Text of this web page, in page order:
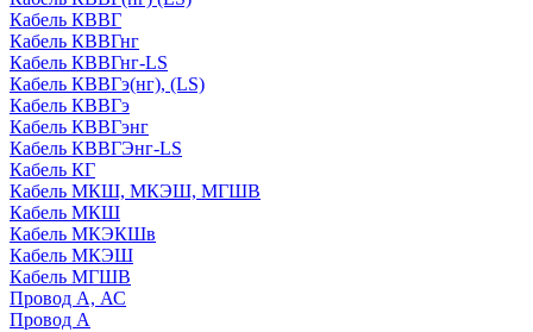
Кабель КВВГ
Кабель КВВГнг
Кабель КВВГнг-LS
Кабель КВВГэ(нг), (LS)
Кабель КВВГэ
Кабель КВВГэнг
Кабель КВВГЭнг-LS
Кабель КГ
Кабель МКШ, МКЭШ, МГШВ
Кабель МКШ
Кабель МКЭКШв
Кабель МКЭШ
Кабель МГШВ
Провод А, АС
Провод А